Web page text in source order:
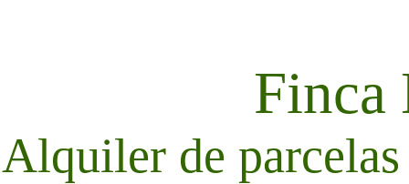
Finca
Alquiler de